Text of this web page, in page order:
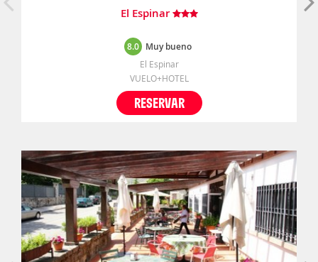
El Espinar
8.0 Muy bueno
El Espinar
VUELO+HOTEL
RESERVAR